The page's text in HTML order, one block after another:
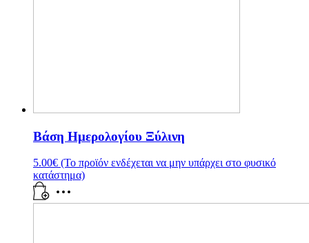
Βάση Ημερολογίου Ξύλινη
5.00€ (Το προϊόν ενδέχεται να μην υπάρχει στο φυσικό
κατάστημα)